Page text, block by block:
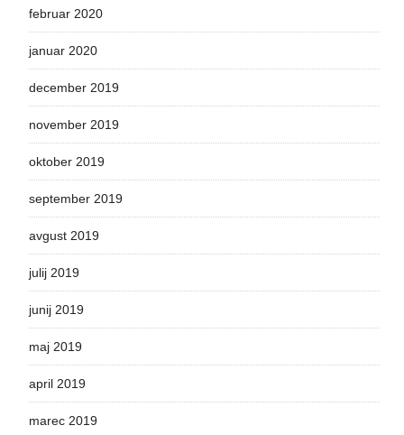
februar 2020
januar 2020
december 2019
november 2019
oktober 2019
september 2019
avgust 2019
julij 2019
junij 2019
maj 2019
april 2019
marec 2019